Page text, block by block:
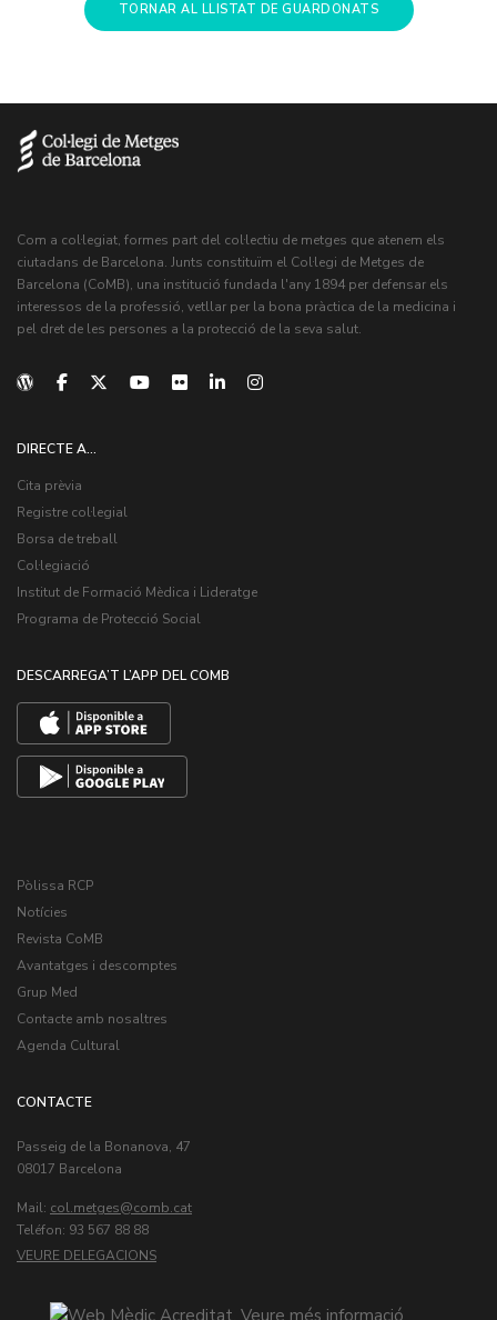
TORNAR AL LLISTAT DE GUARDONATS
Com a col·legiat, formes part del col·lectiu de metges que atenem els
ciutadans de Barcelona. Junts constituïm el Col·legi de Metges de
Barcelona (CoMB), una institució fundada l'any 1894 per defensar els
interessos de la professió, vetllar per la bona pràctica de la medicina i
pel dret de les persones a la protecció de la seva salut.
DIRECTE A...
Cita prèvia
Registre col·legial
Borsa de treball
Col·legiació
Institut de Formació Mèdica i Lideratge
Programa de Protecció Social
DESCARREGA’T L’APP DEL COMB
Pòlissa RCP
Notícies
Revista CoMB
Avantatges i descomptes
Grup Med
Contacte amb nosaltres
Agenda Cultural
CONTACTE
Passeig de la Bonanova, 47
08017 Barcelona
Mail: col.metges
Teléfon: 93 567 88 88
VEURE DELEGACIONS